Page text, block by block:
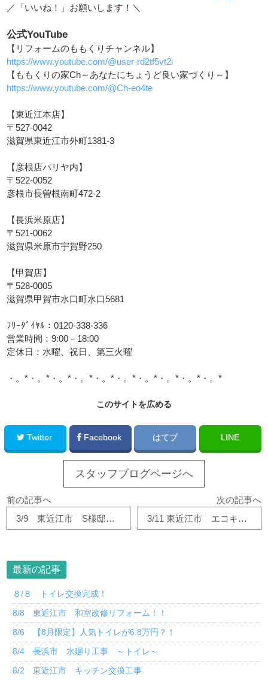
／「いいね！」お願いします！＼
公式YouTube
【リフォームのももくりチャンネル】
https://www.youtube.com/@user-rd2tf5vt2i
【ももくりの家Ch～あなたにちょうど良い家づくり～】
https://www.youtube.com/@Ch-eo4te
【東近江本店】
〒527-0042
滋賀県東近江市外町1381-3
【彦根店パリヤ内】
〒522-0052
彦根市長曽根南町472-2
【長浜米原店】
〒521-0062
滋賀県米原市宇賀野250
【甲賀店】
〒528-0005
滋賀県甲賀市水口町水口5681
ﾌﾘｰﾀﾞｲﾔﾙ：0120-338-336
営業時間：9:00－18:00
定休日：水曜、祝日、第三火曜
・。*・。*・。*・。*・。*・。*・。*・。*・。*・。*
このサイトを広める
Twitter Facebook はてブ LINE
スタッフブログページへ
前の記事へ
3/9 東近江市 S様邸 天井点検口設置
次の記事へ
3/11 東近江市 エコキュート交換！！
最新の記事
８/８ トイレ交換完成！
8/8 東近江市 和室改修リフォーム！！
8/6 【8月限定】人気トイレが6.8万円？！
8/4 長浜市 水廻り工事 ～トイレ～
8/2 東近江市 キッチン交換工事